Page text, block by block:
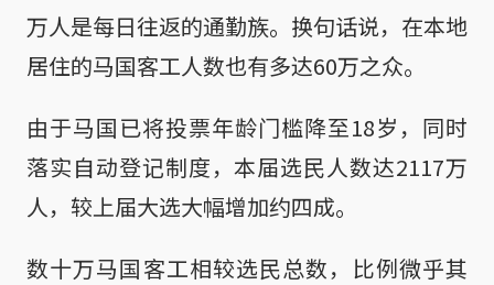
万人是每日往返的通勤族。换句话说，在本地
居住的马国客工人数也有多达60万之众。
由于马国已将投票年龄门槛降至18岁，同时
落实自动登记制度，本届选民人数达2117万
人，较上届大选大幅增加约四成。
数十万马国客工相较选民总数，比例微乎其